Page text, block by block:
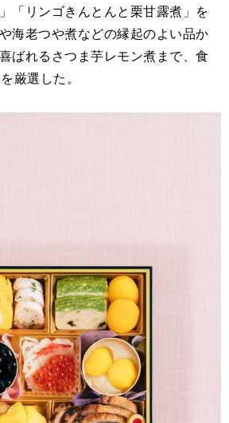
「リンゴきんとんと栗甘露煮」を
海老つや煮などの縁起のよい品か
ばれるさつま芋レモン煮まで、食
厳選した。